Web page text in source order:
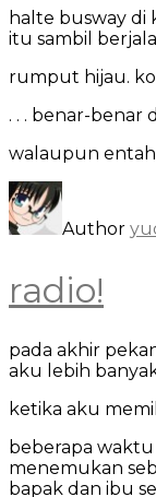
halte busway di
itu sambil
rumput hijau.
. . . benar-benar
walaupun entah
Author
radio!
pada akhir
aku lebih
ketika aku
beberapa
menemukan
bapak dan ibu